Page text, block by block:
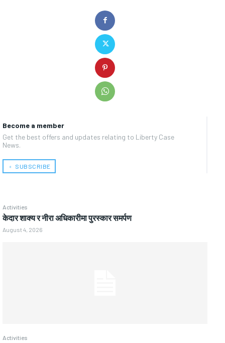
Become a member
Get the best offers and updates relating to Liberty Case
News.
﹢ SUBSCRIBE
Activities
केदार शाक्य र नीरा अधिकारीमा पुरस्कार समर्पण
August 4, 2026
Activities